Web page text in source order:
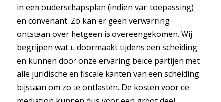
in een ouderschapsplan (indien van toepassing)
en convenant. Zo kan er geen verwarring
ontstaan over hetgeen is overeengekomen. Wij
begrijpen wat u doormaakt tijdens een scheiding
en kunnen door onze ervaring beide partijen met
alle juridische en fiscale kanten van een scheiding
bijstaan om zo te ontlasten. De kosten voor de